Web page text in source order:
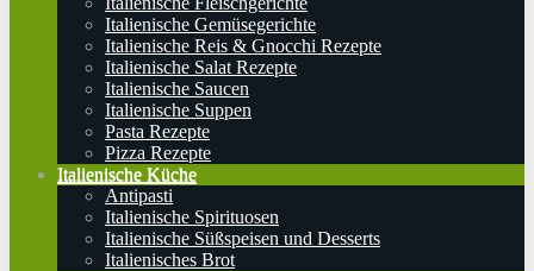
Italienische Gemüsegerichte
Italienische Reis & Gnocchi Rezepte
Italienische Salat Rezepte
Italienische Saucen
Italienische Suppen
Pasta Rezepte
Pizza Rezepte
Italienische Küche
Antipasti
Italienische Spirituosen
Italienische Süßspeisen und Desserts
Italienisches Brot